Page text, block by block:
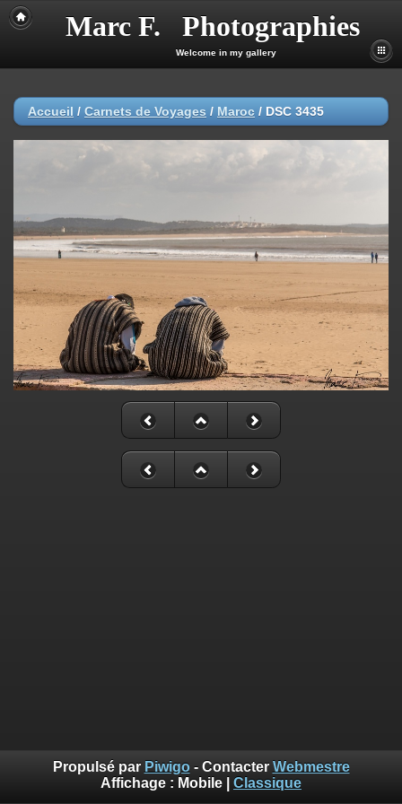
Marc F. Photographies
Welcome in my gallery
Accueil / Carnets de Voyages / Maroc / DSC 3435
Propulsé par Piwigo- Contacter Webmestre
Affichage : Mobile Classique